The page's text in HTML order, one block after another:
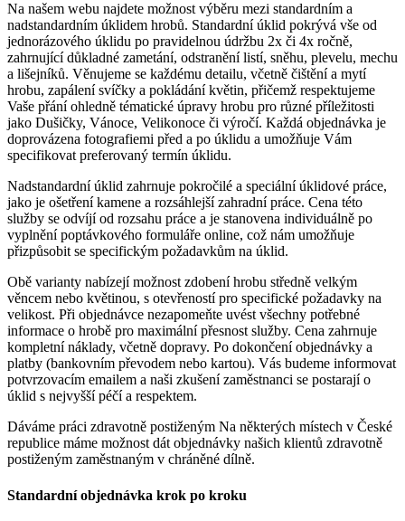
Na našem webu najdete možnost výběru mezi standardním a
nadstandardním úklidem hrobů. Standardní úklid pokrývá vše od
jednorázového úklidu po pravidelnou údržbu 2x či 4x ročně,
zahrnující důkladné zametání, odstranění listí, sněhu, plevelu, mechu
a lišejníků. Věnujeme se každému detailu, včetně čištění a mytí
hrobu, zapálení svíčky a pokládání květin, přičemž respektujeme
Vaše přání ohledně tématické úpravy hrobu pro různé příležitosti
jako Dušičky, Vánoce, Velikonoce či výročí. Každá objednávka je
doprovázena fotografiemi před a po úklidu a umožňuje Vám
specifikovat preferovaný termín úklidu.
Nadstandardní úklid zahrnuje pokročilé a speciální úklidové práce,
jako je ošetření kamene a rozsáhlejší zahradní práce. Cena této
služby se odvíjí od rozsahu práce a je stanovena individuálně po
vyplnění poptávkového formuláře online, což nám umožňuje
přizpůsobit se specifickým požadavkům na úklid.
Obě varianty nabízejí možnost zdobení hrobu středně velkým
věncem nebo květinou, s otevřeností pro specifické požadavky na
velikost. Při objednávce nezapomeňte uvést všechny potřebné
informace o hrobě pro maximální přesnost služby. Cena zahrnuje
kompletní náklady, včetně dopravy. Po dokončení objednávky a
platby (bankovním převodem nebo kartou). Vás budeme informovat
potvrzovacím emailem a naši zkušení zaměstnanci se postarají o
úklid s nejvyšší péčí a respektem.
Dáváme práci zdravotně postiženým Na některých místech v České
republice máme možnost dát objednávky našich klientů zdravotně
postiženým zaměstnaným v chráněné dílně.
Standardní objednávka krok po kroku